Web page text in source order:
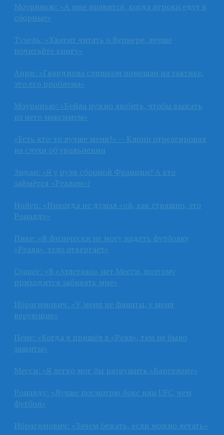
Моуринью: «А мне нравится, когда игроки едут в
сборные»
Тухель: «Хватит читать о Вернере, лучше
почитайте книгу»
Анри: «Гвардиола слишком помешан на тактике,
это его проблема»
Моуринью: «Бейла нужно любить, чтобы выжать
из него максимум»
«Есть кто-то лучше меня?» — Клопп отреагировал
на слухи об увольнении
Зидан: «Я у руля сборной Франции? А кто
займётся «Реалом»?
Нойер: «Никогда не думал «ой, как страшно, это
Роналду»
Пике: «Я физически не могу надеть футболку
«Реала», тело отвергает»
Суарес: «В «Атлетико» нет Месси, поэтому
приходится забивать мне»
Ибрагимович: «У меня не фанаты, у меня
верующие»
Пепе: «Когда я пришёл в «Реал», там не было
защиты»
Месси: «Я легко мог бы разрушить «Барселону»
Роналду: «Лучше посмотрю бокс или UFC, чем
футбол»
Ибрагимович: «Зачем бежать, если можно летать»